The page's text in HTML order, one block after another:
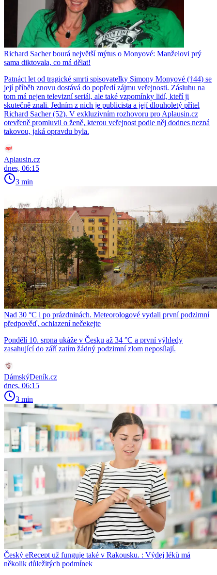
Richard Sacher bourá největší mýtus o Monyové: Manželovi prý
sama diktovala, co má dělat!
Patnáct let od tragické smrti spisovatelky Simony Monyové (†44) se
její příběh znovu dostává do popředí zájmu veřejnosti. Zásluhu na
tom má nejen televizní seriál, ale také vzpomínky lidí, kteří ji
skutečně znali. Jedním z nich je publicista a její dlouholetý přítel
Richard Sacher (52). V exkluzivním rozhovoru pro Aplausin.cz
otevřeně promluvil o ženě, kterou veřejnost podle něj dodnes nezná
takovou, jaká opravdu byla.
Aplausin.cz
dnes, 06:15
3 min
Nad 30 °C i po prázdninách. Meteorologové vydali první podzimní
předpověď, ochlazení nečekejte
Pondělí 10. srpna ukáže v Česku až 34 °C a první výhledy
zasahující do září zatím žádný podzimní zlom neposílají.
DámskýDeník.cz
dnes, 06:15
3 min
Český eRecept už funguje také v Rakousku. : Výdej léků má
několik důležitých podmínek